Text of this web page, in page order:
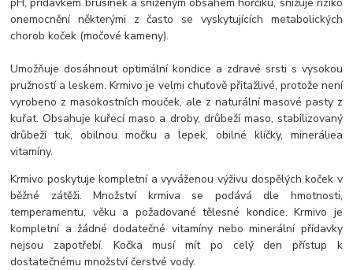
onemocnění některými z často se vyskytujících metabolických
chorob koček (močové kameny).
Umožňuje dosáhnout optimální kondice a zdravé srsti s vysokou
pružností a leskem. Krmivo je velmi chuťově přitažlivé, protože není
vyrobeno z masokostních mouček, ale z naturální masové pasty z
kuřat. Obsahuje kuřecí maso a droby, drůbeží maso, stabilizovaný
drůbeží tuk, obilnou močku a lepek, obilné klíčky, mineráliea
vitamíny.
Krmivo poskytuje kompletní a vyváženou výživu dospělých koček v
běžné zátěži. Množství krmiva se podává dle hmotnosti,
temperamentu, věku a požadované tělesné kondice. Krmivo je
kompletní a žádné dodatečné vitamíny nebo minerální přídavky
nejsou zapotřebí. Kočka musí mít po celý den přístup k
dostatečnému množství čerstvé vody.